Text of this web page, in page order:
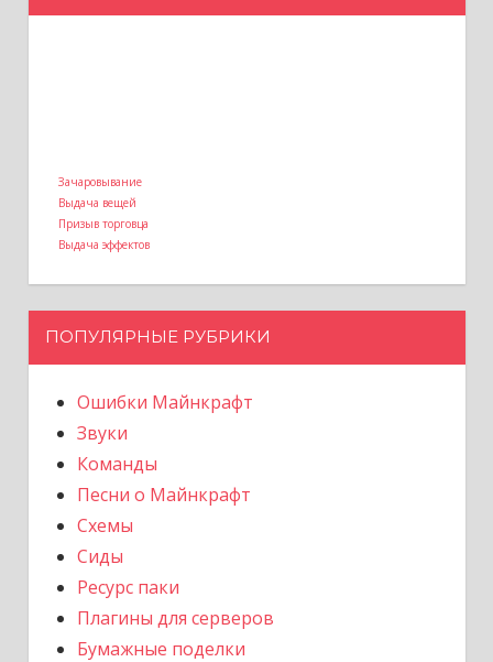
Зачаровывание
Выдача вещей
Призыв торговца
Выдача эффектов
ПОПУЛЯРНЫЕ РУБРИКИ
Ошибки Майнкрафт
Звуки
Команды
Песни о Майнкрафт
Схемы
Сиды
Ресурс паки
Плагины для серверов
Бумажные поделки